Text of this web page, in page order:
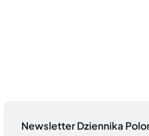
Newsletter Dziennika